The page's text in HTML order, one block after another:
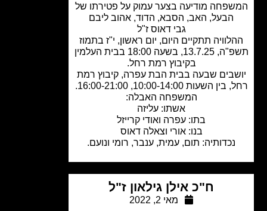
מודיעה בצער עמוק על פטירתו של
הבעל, האב, הסבא, הדוד, אהוב ליבם
גבי דאוס ז"ל
תתקיים היום, יום ראשון, י"ז בתמוז
תשפ"ה, 13.7.25, בשעה 18:00 בבית העלמין
בקיבוץ רמת רחל.
שבעה בבית הבת עפרה, קיבוץ רמת
השעות 10:00-14:00, 16:00-21:00.
המשפחה האבלה:
אשתו: עליזה
בתו: עפרה ואודי קרייזל
בנו: אורי וצאלה דאוס
נכדותיה: תום, עמית, ענבר, רומי ונועם.
ח"כ אילן גילאון ז"ל
מאי 2, 2022